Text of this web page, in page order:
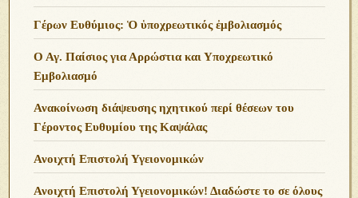
Γέρων Ευθύμιος: Ὁ ὑποχρεωτικός ἐμβολιασμός
Ο Αγ. Παίσιος για Αρρώστια και Υποχρεωτικό
Εμβολιασμό
Ανακοίνωση διάψευσης ηχητικού περί θέσεων του
Γέροντος Ευθυμίου της Καψάλας
Ανοιχτή Επιστολή Υγειονομικών
Ανοιχτή Επιστολή Υγειονομικών! Διαδώστε το σε όλους